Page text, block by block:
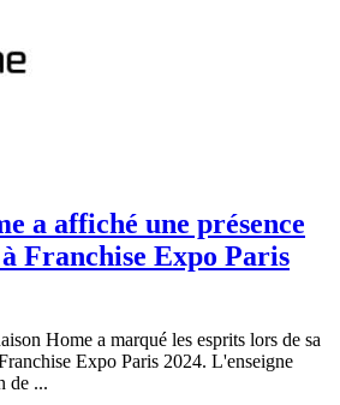
a affiché une présence
Franchise Expo Paris
Home a marqué les esprits lors de sa
Expo Paris 2024. L'enseigne
de ...